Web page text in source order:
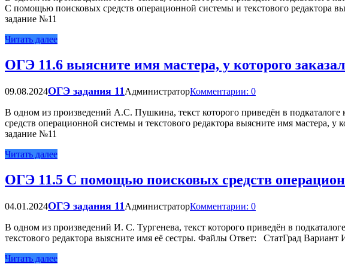
С помощью поисковых средств операционной системы и текстового
задание №11
Читать далее
ОГЭ 11.6 выясните имя мастера, у которого
09.08.2024ОГЭ задания 11 АдминистраторКомментарии: 0
В одном из произведений А.С. Пушкина, текст которого приведён в
средств операционной системы и текстового редактора выясните имя
задание №11
Читать далее
ОГЭ 11.5 С помощью поисковых средств
04.01.2024ОГЭ задания 11 АдминистраторКомментарии: 0
В одном из произведений И. C. Тургенева, текст которого приведён в
текстового редактора выясните имя её сестры. Файлы Ответ: СтатГрад Вариант
Читать далее